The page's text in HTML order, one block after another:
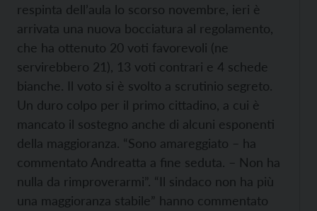
respinta dell’aula lo scorso novembre, ieri è
arrivata una nuova bocciatura al regolamento,
che ha ottenuto 20 voti favorevoli (ne
servirebbero 21), 13 voti contrari e 4 schede
bianche. Il voto si è svolto a scrutinio segreto.
Un duro colpo per il primo cittadino, a cui è
mancato il sostegno anche di alcuni esponenti
della maggioranza. “Sono amareggiato – ha
commentato Andreatta a fine seduta. – Non ha
nulla da rimproverarmi”. “Il sindaco non ha più
una maggioranza stabile” hanno commentato